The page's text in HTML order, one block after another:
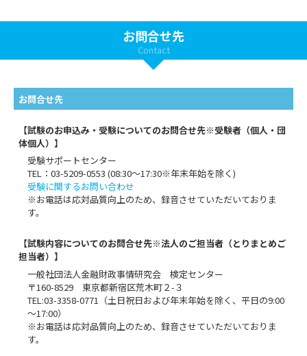
お問合せ先
Contact
お問合せ先
【試験のお申込み・受験についてのお問合せ先※受験者（個人・団
体個人）】
受験サポートセンター
TEL：03-5209-0553 (08:30〜17:30※年末年始を除く)
受験に関するお問い合わせ
※お電話は応対品質向上のため、録音させていただいておりま
す。
【試験内容についてのお問合せ先※法人のご担当者（とりまとめご
担当者）】
一般社団法人金融財政事情研究会 検定センター
〒160-8529 東京都新宿区荒木町２-３
TEL:03-3358-0771（土日祝日および年末年始を除く、平日の9:00
～17:00）
※お電話は応対品質向上のため、録音させていただいておりま
す。